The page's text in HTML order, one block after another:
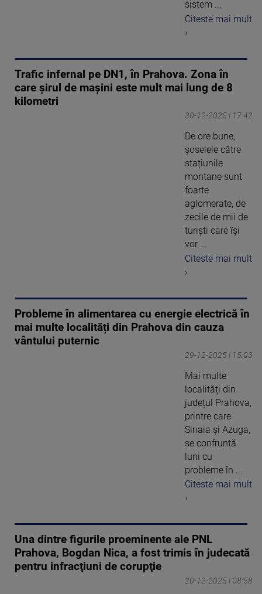
sistem ...
Citeste mai mult
›
Trafic infernal pe DN1, în Prahova. Zona în
care șirul de mașini este mult mai lung de 8
kilometri
30-12-2025 | 17:42
De ore bune,
șoselele către
stațiunile
montane sunt
foarte
aglomerate, de
zecile de mii de
turiști care își
vor ...
Citeste mai mult
›
Probleme în alimentarea cu energie electrică în
mai multe localități din Prahova din cauza
vântului puternic
29-12-2025 | 15:03
Mai multe
localități din
județul Prahova,
printre care
Sinaia și Azuga,
se confruntă
luni cu
probleme în ...
Citeste mai mult
›
Una dintre figurile proeminente ale PNL
Prahova, Bogdan Nica, a fost trimis în judecată
pentru infracţiuni de corupţie
20-12-2025 | 08:58